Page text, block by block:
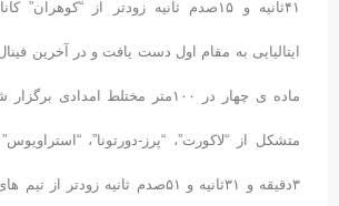
۴١ثانیه و ١۵صدم ثانیه زودتر از “کوهران”
ایتالیایی به مقام اول دست یافت و در آخرین
ماده ی چهار در ١۰۰متر مختلط امدادی
متشکل از “لاکورت”، “پرز-دورتونا”،
٣دقیقه و ٣١ثانیه و ۵١صدم ثانیه زودتر